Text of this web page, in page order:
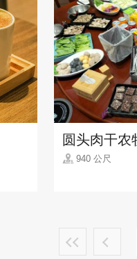
圆头肉干农
940 公尺